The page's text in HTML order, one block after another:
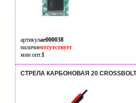
артикулae000038
наличиеотсутствует
мин опт.1
СТРЕЛА КАРБОНОВАЯ 20 CROSSBOLT